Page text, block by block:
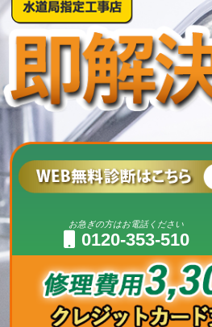
お急ぎの方はお電話ください
0120-353-510